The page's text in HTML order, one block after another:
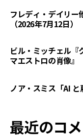
フレディ・デイリー
（2026年7月12日）
ビル・ミッチェル『
マエストロの肖像』
ノア・スミス「AI と
最近のコ